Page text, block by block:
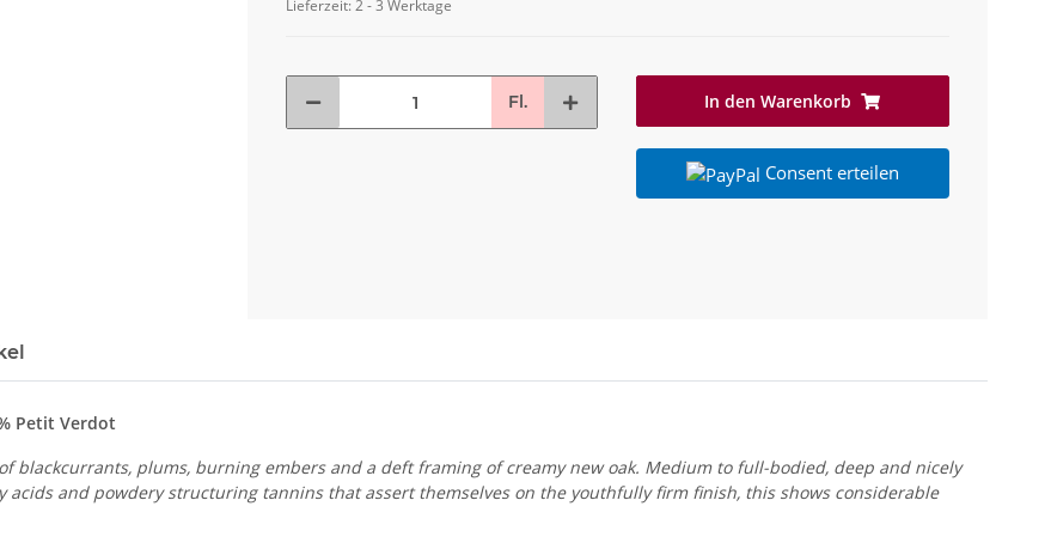
Lieferzeit:2 - 3 Werktage
Fl. In den Warenkorb
Consent erteilen
Petit Verdot
blackcurrants, plums, burning embers and a deft framing of creamy new oak. Medium to full-bodied, deep and nicely
and powdery structuring tannins that assert themselves on the youthfully firm finish, this shows considerable